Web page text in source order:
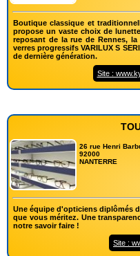
Boutique classique et
propose un vaste choix de
reposant de la rue de Rennes,
verres progressifs VARILUX S
de dernière génération.
Site :
26 rue Henri
92000
NANTERRE
Une équipe d'opticiens diplômés
que vous méritez. Une
notre savoir faire !
Site :